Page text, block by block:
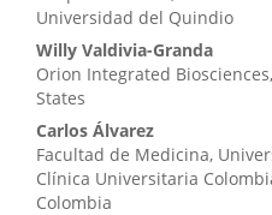
Universidad del Quindio
Willy Valdivia-Granda
Orion Integrated
States
Carlos Álvarez
Facultad de Medicina,
Clínica Universitaria
Colombia